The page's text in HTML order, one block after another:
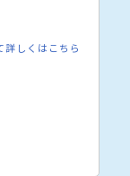
しくはこちら